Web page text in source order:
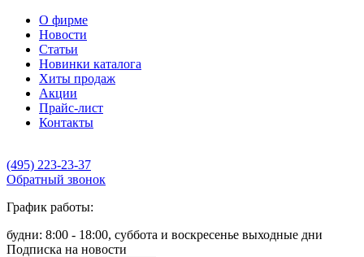
О фирме
Новости
Статьи
Новинки каталога
Хиты продаж
Акции
Прайс-лист
Контакты
(495) 223-23-37
Обратный звонок
График работы:
будни: 8:00 - 18:00, суббота и воскресенье выходные дни
Подписка на новости